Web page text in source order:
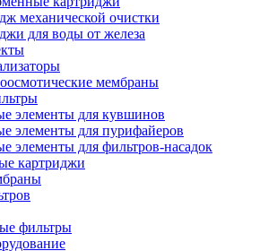
механической очистки
для воды от железа
мембраны
элементы для кувшинов
элементы для пурифайеров
элементы для фильтров-насадок
картриджи
фильтры